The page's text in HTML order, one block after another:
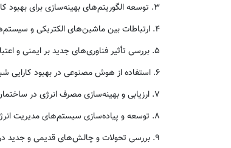
3. توسعه الگوریتم‌های بهینه‌سازی برای بهبود کارایی سامانه‌های جدید تولید برق
4. ارتباطات بین ماشین‌های الکتریکی و سیستم‌های انرژی تجدیدپذیر
5. بررسی تأثیر فناوری‌های جدید بر ایمنی و اعتبار پذیری شبکه برق
6. استفاده از هوش مصنوعی در بهبود کارایی شبکه‌های برق هوشمند
7. ارزیابی و بهینه‌سازی مصرف انرژی در ساختمان‌ها و صنایع با استفاده از فناوری‌های نوین
8. توسعه و پیاده‌سازی سیستم‌های مدیریت انرژی بر پایه اینترنت اشیا
9. بررسی تحولات و چالش‌های قدیمی و جدید در صنعت تولید و انتقال برق